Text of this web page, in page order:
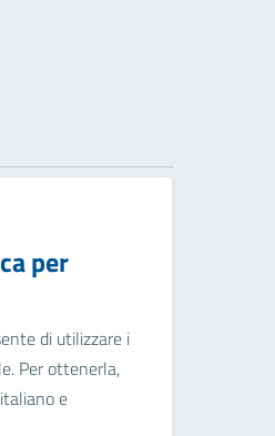
per
di utilizzare i
Per ottenerla,
e